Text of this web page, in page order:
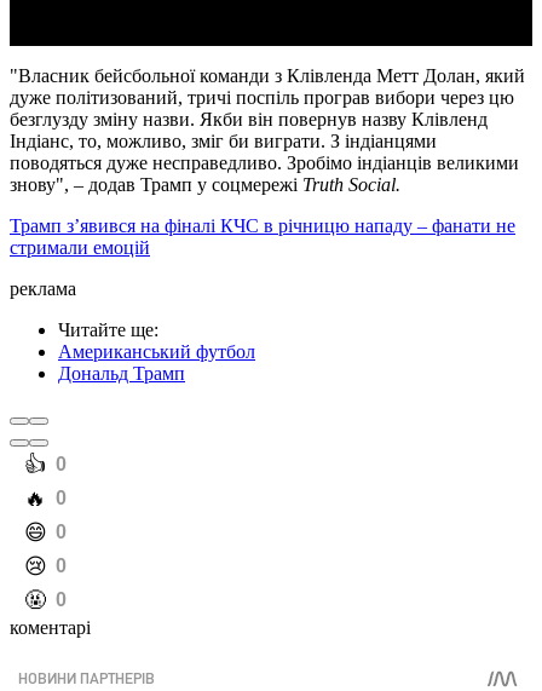
"Власник бейсбольної команди з Клівленда Метт Долан, який
дуже політизований, тричі поспіль програв вибори через цю
безглузду зміну назви. Якби він повернув назву Клівленд
Індіанс, то, можливо, зміг би виграти. З індіанцями
поводяться дуже несправедливо. Зробімо індіанців великими
знову", – додав Трамп у соцмережі Truth Social.
Трамп з’явився на фіналі КЧС в річницю нападу – фанати не
стримали емоцій
реклама
Читайте ще:
Американський футбол
Дональд Трамп
️👍 0
️🔥 0
️😄 0
️😢 0
️🤬 0
коментарі